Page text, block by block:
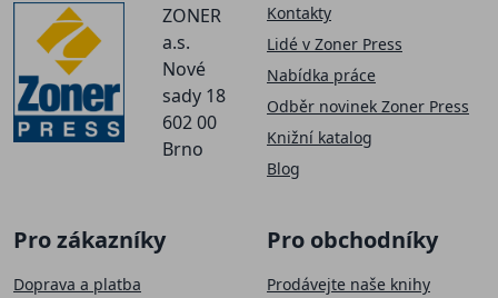
ZONER
a.s.
Nové
sady 18
602 00
Brno
Kontakty
Lidé v Zoner Press
Nabídka práce
Odběr novinek Zoner Press
Knižní katalog
Blog
Pro zákazníky
Doprava a platba
Pro obchodníky
Prodávejte naše knihy